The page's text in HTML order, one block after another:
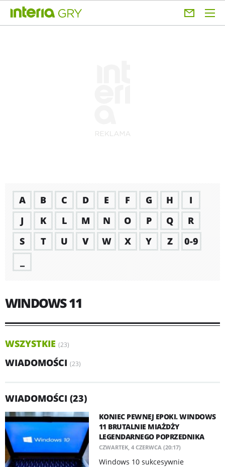
A B C D E F G H
I
J
K L M N O P Q
R
S
T U V W X Y Z
0-9
WINDOWS 11
WSZYSTKIE (23)
WIADOMOŚCI (23)
WIADOMOŚCI (23)
KONIEC PEWNEJ EPOKI. WINDOWS
11 BRUTALNIE MIAŻDŻY
LEGENDARNEGO POPRZEDNIKA
CZWARTEK, 4 CZERWCA (20:17)
Windows 10 sukcesywnie